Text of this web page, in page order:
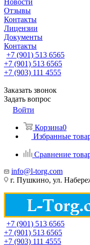
Новости
Отзывы
Контакты
Лицензии
Документы
Контакты
+7 (901) 513 6565
+7 (901) 513 6565
+7 (903) 111 4555
Заказать звонок
Задать вопрос
Войти
Корзина0
Избранные
Сравнение
info@l-torg.com
г. Пушкино, ул.
+7 (901) 513 6565
+7 (901) 513 6565
+7 (903) 111 4555